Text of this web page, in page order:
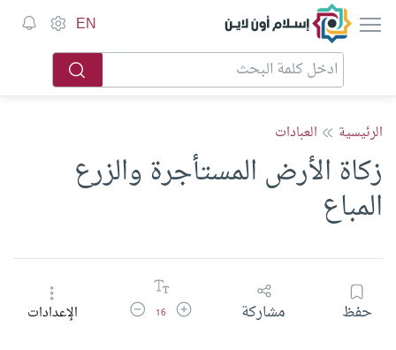
إسلام أون لاين EN
الرئيسية العبادات
زكاة الأرض المستأجرة والزرع
المباع
حفظ مشاركة زيادة حجم الخط
16 تقليل حجم الخطالإعدادات